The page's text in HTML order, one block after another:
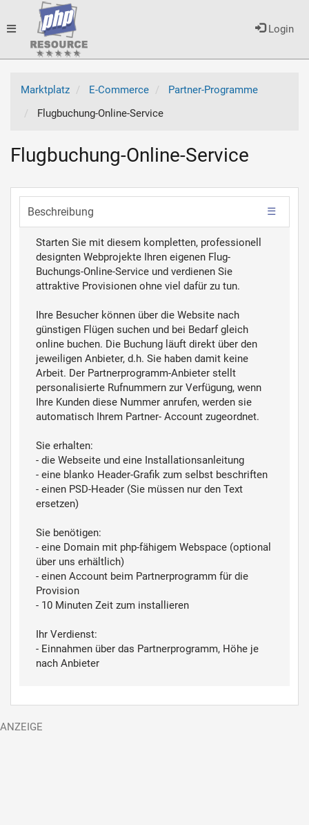
Login
Toggle
navigation
Marktplatz E-Commerce
Partner-Programme
Flugbuchung-Online-Service
Flugbuchung-Online-Service
Beschreibung
Starten Sie mit diesem kompletten, professionell
designten Webprojekte Ihren eigenen Flug-
Buchungs-Online-Service und verdienen Sie
attraktive Provisionen ohne viel dafür zu tun.
Ihre Besucher können über die Website nach
günstigen Flügen suchen und bei Bedarf gleich
online buchen. Die Buchung läuft direkt über den
jeweiligen Anbieter, d.h. Sie haben damit keine
Arbeit. Der Partnerprogramm-Anbieter stellt
personalisierte Rufnummern zur Verfügung, wenn
Ihre Kunden diese Nummer anrufen, werden sie
automatisch Ihrem Partner- Account zugeordnet.
Sie erhalten:
- die Webseite und eine Installationsanleitung
- eine blanko Header-Grafik zum selbst beschriften
- einen PSD-Header (Sie müssen nur den Text
ersetzen)
Sie benötigen:
- eine Domain mit php-fähigem Webspace (optional
über uns erhältlich)
- einen Account beim Partnerprogramm für die
Provision
- 10 Minuten Zeit zum installieren
Ihr Verdienst:
- Einnahmen über das Partnerprogramm, Höhe je
nach Anbieter